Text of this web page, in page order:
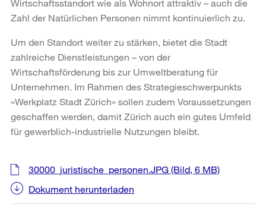
Wirtschaftsstandort wie als Wohnort attraktiv – auch die
Zahl der Natürlichen Personen nimmt kontinuierlich zu.
Um den Standort weiter zu stärken, bietet die Stadt
zahlreiche Dienstleistungen – von der
Wirtschaftsförderung bis zur Umweltberatung für
Unternehmen. Im Rahmen des Strategieschwerpunkts
«Werkplatz Stadt Zürich» sollen zudem Voraussetzungen
geschaffen werden, damit Zürich auch ein gutes Umfeld
für gewerblich-industrielle Nutzungen bleibt.
Weitere
Informationen
30000_juristische_personen.JPG (Bild, 6 MB)
Dokument herunterladen